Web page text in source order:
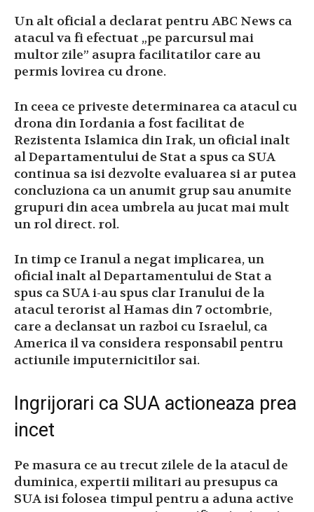
Un alt oficial a declarat pentru ABC News ca
atacul va fi efectuat „pe parcursul mai
multor zile” asupra facilitatilor care au
permis lovirea cu drone.
In ceea ce priveste determinarea ca atacul cu
drona din Iordania a fost facilitat de
Rezistenta Islamica din Irak, un oficial inalt
al Departamentului de Stat a spus ca SUA
continua sa isi dezvolte evaluarea si ar putea
concluziona ca un anumit grup sau anumite
grupuri din acea umbrela au jucat mai mult
un rol direct. rol.
In timp ce Iranul a negat implicarea, un
oficial inalt al Departamentului de Stat a
spus ca SUA i-au spus clar Iranului de la
atacul terorist al Hamas din 7 octombrie,
care a declansat un razboi cu Israelul, ca
America il va considera responsabil pentru
actiunile imputernicitilor sai.
Ingrijorari ca SUA actioneaza prea
incet
Pe masura ce au trecut zilele de la atacul de
duminica, expertii militari au presupus ca
SUA isi folosea timpul pentru a aduna active